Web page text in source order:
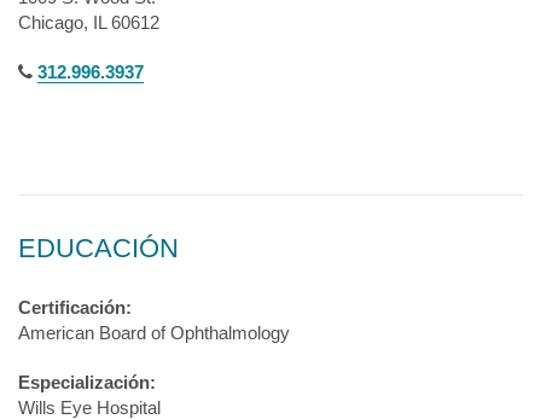
Chicago, IL 60612
312.996.3937
EDUCACIÓN
Certificación:
American Board of Ophthalmology
Especialización:
Wills Eye Hospital